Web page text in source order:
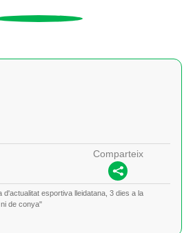
Comparteix
esportiva lleidatana, 3 dies a la
de conya"